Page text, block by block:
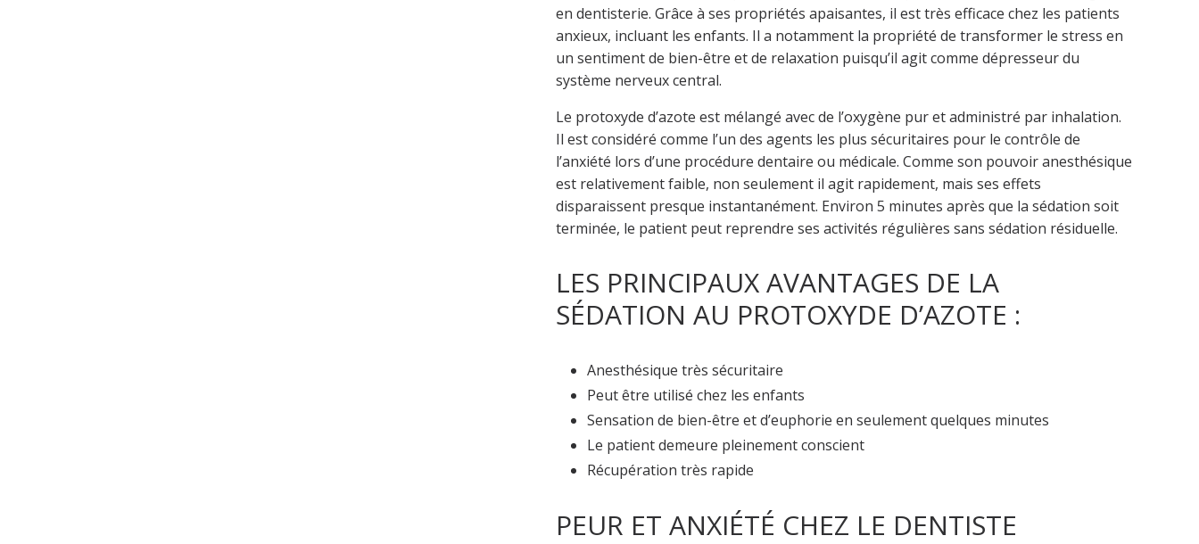
en dentisterie. Grâce à ses propriétés apaisantes, il est très efficace chez les patients
anxieux, incluant les enfants. Il a notamment la propriété de transformer le stress en
un sentiment de bien-être et de relaxation puisqu’il agit comme dépresseur du
système nerveux central.
Le protoxyde d’azote est mélangé avec de l’oxygène pur et administré par inhalation.
Il est considéré comme l’un des agents les plus sécuritaires pour le contrôle de
l’anxiété lors d’une procédure dentaire ou médicale. Comme son pouvoir anesthésique
est relativement faible, non seulement il agit rapidement, mais ses effets
disparaissent presque instantanément. Environ 5 minutes après que la sédation soit
terminée, le patient peut reprendre ses activités régulières sans sédation résiduelle.
LES PRINCIPAUX AVANTAGES DE LA
SÉDATION AU PROTOXYDE D’AZOTE :
Anesthésique très sécuritaire
Peut être utilisé chez les enfants
Sensation de bien-être et d’euphorie en seulement quelques minutes
Le patient demeure pleinement conscient
Récupération très rapide
PEUR ET ANXIÉTÉ CHEZ LE DENTISTE